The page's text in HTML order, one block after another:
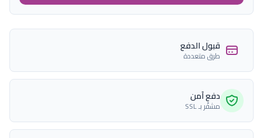
قبول الدفع
طرق متعددة
دفع آمن
مشفّر بـ SSL